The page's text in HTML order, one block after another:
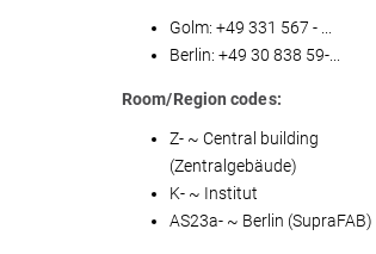
Golm: +49 331 567 - ...
Berlin: +49 30 838 59-...
Room/Region codes:
Z- ~ Central building
(Zentralgebäude)
K- ~ Institut
AS23a- ~ Berlin (SupraFAB)